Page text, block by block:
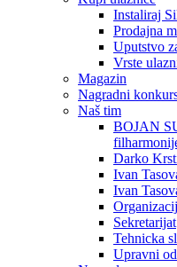
Instaliraj
Prodajna
Uputstvo
Vrste
Magazin
Nagradni
Naš tim
BOJAN
Darko
Ivan
Ivan
Sekretarijat
Tehnicka
Upravni